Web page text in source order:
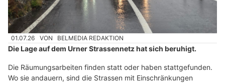
01.07.26 VON BELMEDIA REDAKTION
Die Lage auf dem Urner Strassennetz hat sich beruhigt.
Die Räumungsarbeiten finden statt oder haben stattgefunden.
Wo sie andauern, sind die Strassen mit Einschränkungen